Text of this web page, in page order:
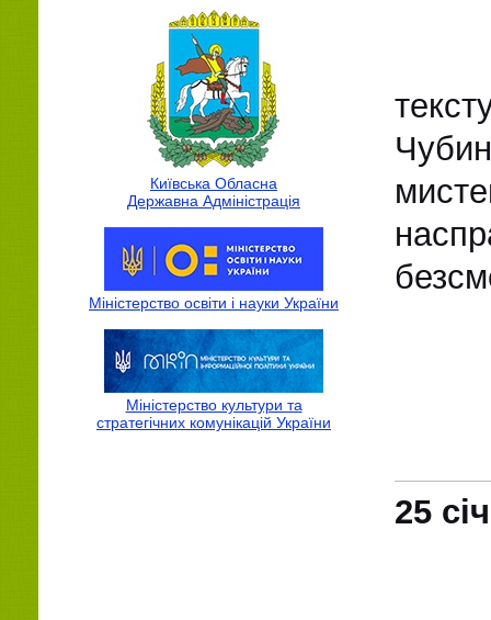
Київська Обласна
Державна Адмiнiстрацiя
Міністерство освіти і науки України
Міністерство культури та
стратегічних комунікацій України
25